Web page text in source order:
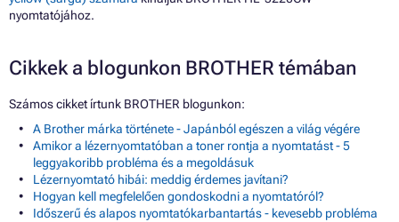
nyomtatójához.
Cikkek a blogunkon BROTHER témában
Számos cikket írtunk BROTHER blogunkon:
A Brother márka története - Japánból egészen a világ végére
Amikor a lézernyomtatóban a toner rontja a nyomtatást - 5
leggyakoribb probléma és a megoldásuk
Lézernyomtató hibái: meddig érdemes javítani?
Hogyan kell megfelelően gondoskodni a nyomtatóról?
Időszerű és alapos nyomtatókarbantartás - kevesebb probléma